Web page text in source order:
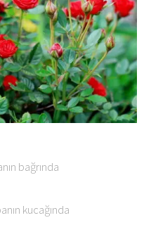
bağrında
kucağında